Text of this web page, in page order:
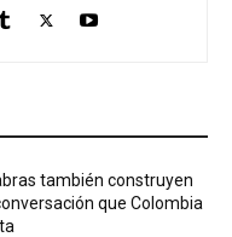
también construyen
que Colombia